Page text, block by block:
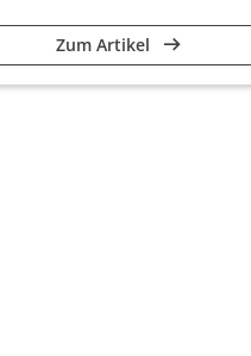
Zum Artikel